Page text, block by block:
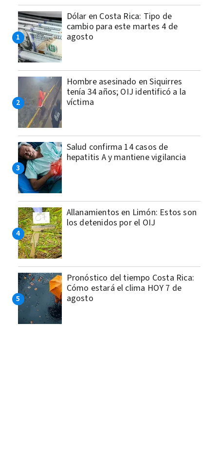
Dólar en Costa Rica: Tipo de
cambio para este martes 4 de
agosto
Hombre asesinado en Siquirres
tenía 34 años; OIJ identificó a la
víctima
Salud confirma 14 casos de
hepatitis A y mantiene vigilancia
Allanamientos en Limón: Estos son
los detenidos por el OIJ
Pronóstico del tiempo Costa Rica:
Cómo estará el clima HOY 7 de
agosto